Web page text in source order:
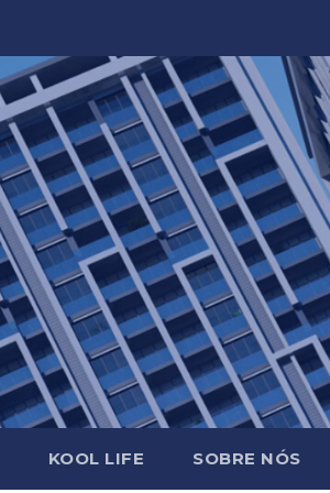
KOOL LIFE SOBRE NÓS